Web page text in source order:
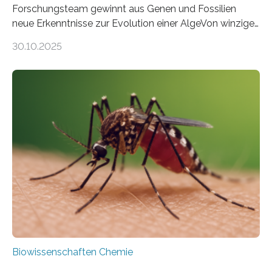
Forschungsteam gewinnt aus Genen und Fossilien
neue Erkenntnisse zur Evolution einer AlgeVon winzigen
Landpflanzen zählen zu den komplexesten
Grünalgen, die vor Hunderten von Millionen Jahren
lebten. Unter den Vorfahren sticht eine Gruppe heraus,
die noch heute in der Natur vorkommt: die
Süßwasseralge Coleochaetophyceae. Einige Arten
dieser Gruppe bilden aus Zellfäden dichte Geflechte
mit scheibenförmiger Gestalt. Was auffällig ist: Die
nächsten…
30.10.2025
Biowissenschaften Chemie